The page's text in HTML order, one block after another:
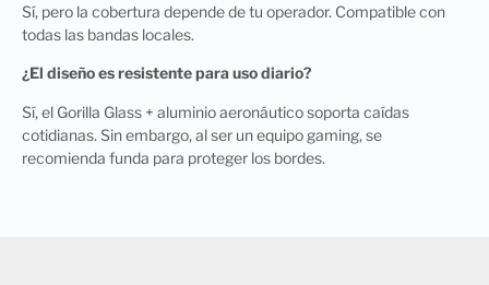
Sí, pero la cobertura depende de tu operador. Compatible con
todas las bandas locales.
¿El diseño es resistente para uso diario?
Sí, el Gorilla Glass + aluminio aeronáutico soporta caídas
cotidianas. Sin embargo, al ser un equipo gaming, se
recomienda funda para proteger los bordes.